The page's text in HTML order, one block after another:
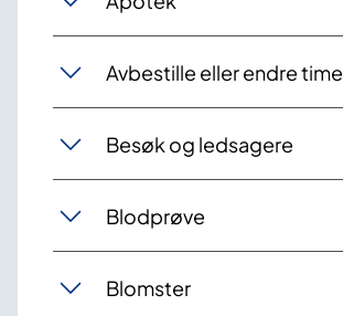
Avbestille eller endre time
Besøk og ledsagere
Blodprøve
Blomster